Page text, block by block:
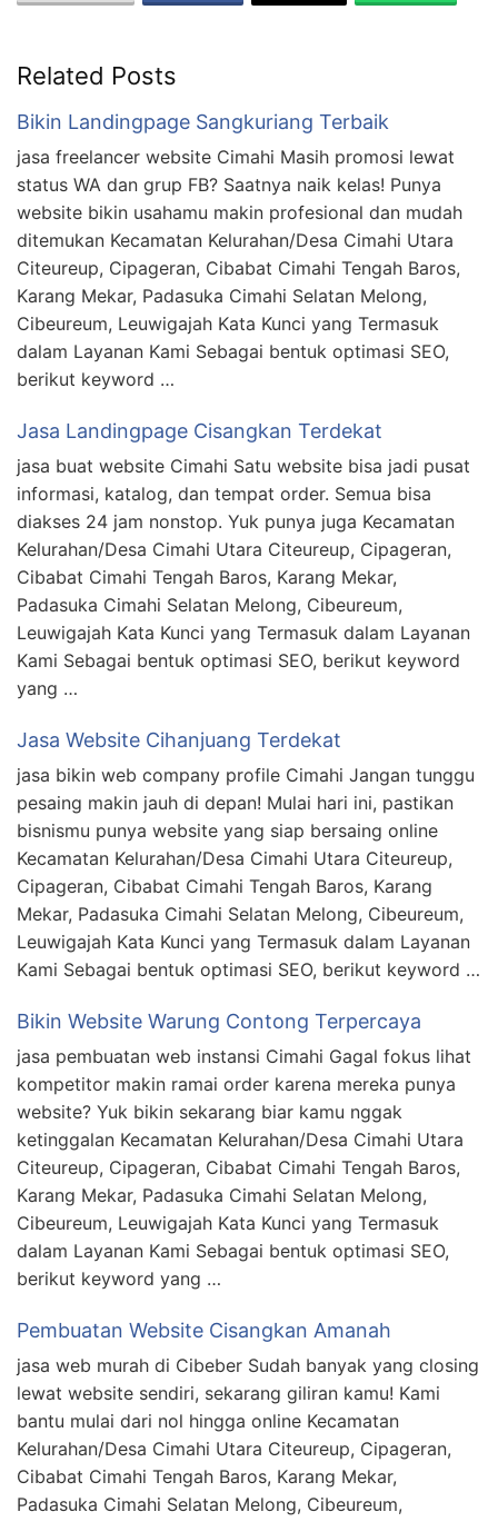
Related Posts
Bikin Landingpage Sangkuriang Terbaik
jasa freelancer website Cimahi Masih promosi lewat
status WA dan grup FB? Saatnya naik kelas! Punya
website bikin usahamu makin profesional dan mudah
ditemukan Kecamatan Kelurahan/Desa Cimahi Utara
Citeureup, Cipageran, Cibabat Cimahi Tengah Baros,
Karang Mekar, Padasuka Cimahi Selatan Melong,
Cibeureum, Leuwigajah Kata Kunci yang Termasuk
dalam Layanan Kami Sebagai bentuk optimasi SEO,
berikut keyword …
Jasa Landingpage Cisangkan Terdekat
jasa buat website Cimahi Satu website bisa jadi pusat
informasi, katalog, dan tempat order. Semua bisa
diakses 24 jam nonstop. Yuk punya juga Kecamatan
Kelurahan/Desa Cimahi Utara Citeureup, Cipageran,
Cibabat Cimahi Tengah Baros, Karang Mekar,
Padasuka Cimahi Selatan Melong, Cibeureum,
Leuwigajah Kata Kunci yang Termasuk dalam Layanan
Kami Sebagai bentuk optimasi SEO, berikut keyword
yang …
Jasa Website Cihanjuang Terdekat
jasa bikin web company profile Cimahi Jangan tunggu
pesaing makin jauh di depan! Mulai hari ini, pastikan
bisnismu punya website yang siap bersaing online
Kecamatan Kelurahan/Desa Cimahi Utara Citeureup,
Cipageran, Cibabat Cimahi Tengah Baros, Karang
Mekar, Padasuka Cimahi Selatan Melong, Cibeureum,
Leuwigajah Kata Kunci yang Termasuk dalam Layanan
Kami Sebagai bentuk optimasi SEO, berikut keyword …
Bikin Website Warung Contong Terpercaya
jasa pembuatan web instansi Cimahi Gagal fokus lihat
kompetitor makin ramai order karena mereka punya
website? Yuk bikin sekarang biar kamu nggak
ketinggalan Kecamatan Kelurahan/Desa Cimahi Utara
Citeureup, Cipageran, Cibabat Cimahi Tengah Baros,
Karang Mekar, Padasuka Cimahi Selatan Melong,
Cibeureum, Leuwigajah Kata Kunci yang Termasuk
dalam Layanan Kami Sebagai bentuk optimasi SEO,
berikut keyword yang …
Pembuatan Website Cisangkan Amanah
jasa web murah di Cibeber Sudah banyak yang closing
lewat website sendiri, sekarang giliran kamu! Kami
bantu mulai dari nol hingga online Kecamatan
Kelurahan/Desa Cimahi Utara Citeureup, Cipageran,
Cibabat Cimahi Tengah Baros, Karang Mekar,
Padasuka Cimahi Selatan Melong, Cibeureum,